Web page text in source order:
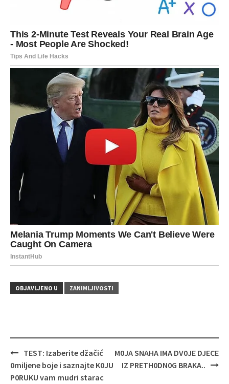
OBJAVLJENO U ZANIMLJIVOSTI
Navigacija
objava
TEST: Izaberite džačić
0miljene boje i saznajte K0JU
P0RUKU vam mudri starac
M0JA SNAHA IMA DV0JE DJECE
IZ PRETH0DN0G BRAKA..